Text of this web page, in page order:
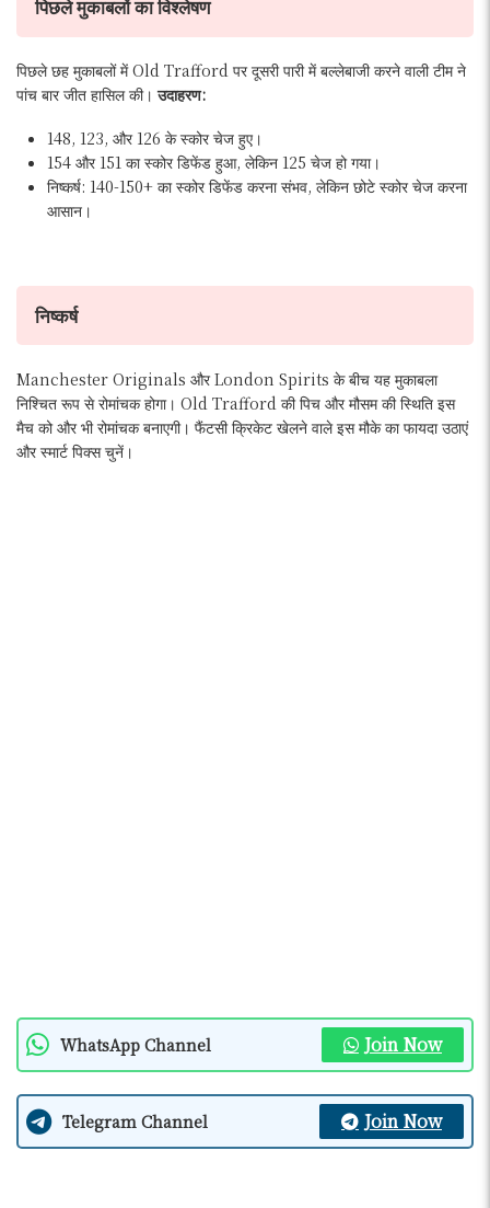
पिछले मुकाबलों का विश्लेषण
पिछले छह मुकाबलों में Old Trafford पर दूसरी पारी में बल्लेबाजी करने वाली टीम ने
पांच बार जीत हासिल की।उदाहरण:
148, 123, और 126 के स्कोर चेज हुए।
154 और 151 का स्कोर डिफेंड हुआ, लेकिन 125 चेज हो गया।
निष्कर्ष: 140-150+ का स्कोर डिफेंड करना संभव, लेकिन छोटे स्कोर चेज करना
आसान।
निष्कर्ष
Manchester Originals और London Spirits के बीच यह मुकाबला
निश्चित रूप से रोमांचक होगा। Old Trafford की पिच और मौसम की स्थिति इस
मैच को और भी रोमांचक बनाएगी। फैंटसी क्रिकेट खेलने वाले इस मौके का फायदा उठाएं
और स्मार्ट पिक्स चुनें।
WhatsApp Channel Join Now
Telegram Channel Join Now